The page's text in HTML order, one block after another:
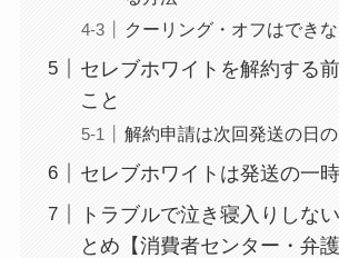
ニュー
い時の
解約で
ニーを
する方
クーリング・オフはでき
セレブホワイトを解約する
こと
解約申請は次回発送の日
セレブホワイトは発送の一
トラブルで泣き寝入りしな
とめ【消費者センター・弁